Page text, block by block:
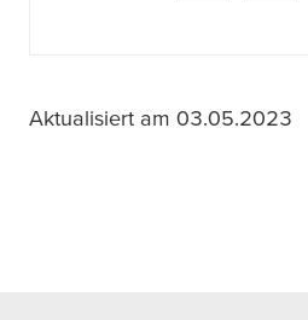
Aktualisiert am 03.05.2023